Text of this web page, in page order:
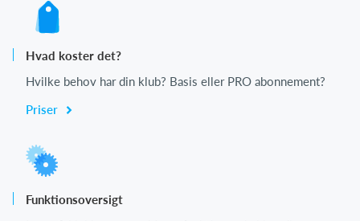
Hvad koster det?
Hvilke behov har din klub? Basis eller PRO abonnement?
Priser
Funktionsoversigt